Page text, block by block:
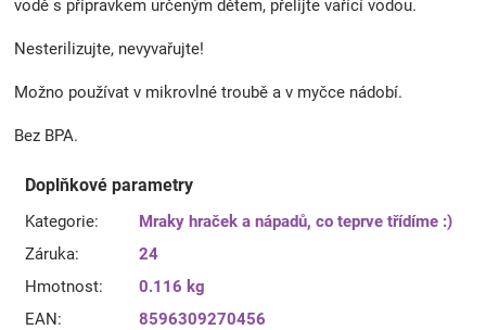
vodě s přípravkem určeným dětem, přelijte vařící vodou.
Nesterilizujte, nevyvařujte!
Možno používat v mikrovlné troubě a v myčce nádobí.
Bez BPA.
Doplňkové parametry
Kategorie:
Mraky hraček a nápadů, co teprve třídíme :)
Záruka:
24
Hmotnost:
0.116 kg
EAN:
8596309270456